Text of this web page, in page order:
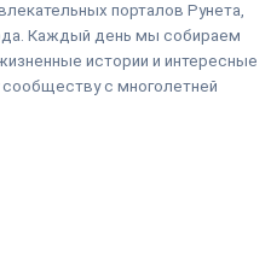
порталов Рунета,
Каждый день мы собираем
истории и интересные
с многолетней